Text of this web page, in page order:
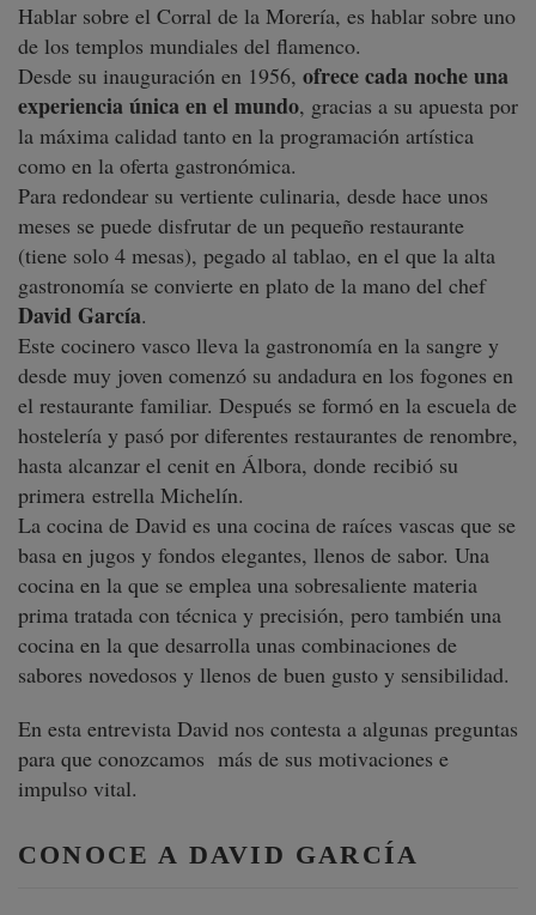
Hablar sobre el Corral de la Morería, es hablar sobre uno
de los templos mundiales del flamenco.
Desde su inauguración en 1956, ofrece cada noche una
experiencia única en el mundo, gracias a su apuesta por
la máxima calidad tanto en la programación artística
como en la oferta gastronómica.
Para redondear su vertiente culinaria, desde hace unos
meses se puede disfrutar de un pequeño restaurante
(tiene solo 4 mesas), pegado al tablao, en el que la alta
gastronomía se convierte en plato de la mano del chef
David García.
Este cocinero vasco lleva la gastronomía en la sangre y
desde muy joven comenzó su andadura en los fogones en
el restaurante familiar. Después se formó en la escuela de
hostelería y pasó por diferentes restaurantes de renombre,
hasta alcanzar el cenit en Álbora, donde recibió su
primera estrella Michelín.
La cocina de David es una cocina de raíces vascas que se
basa en jugos y fondos elegantes, llenos de sabor. Una
cocina en la que se emplea una sobresaliente materia
prima tratada con técnica y precisión, pero también una
cocina en la que desarrolla unas combinaciones de
sabores novedosos y llenos de buen gusto y sensibilidad.
En esta entrevista David nos contesta a algunas preguntas
para que conozcamos más de sus motivaciones e
impulso vital.
CONOCE A DAVID GARCÍA